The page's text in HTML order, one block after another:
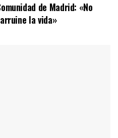
de Madrid: «No
la vida»